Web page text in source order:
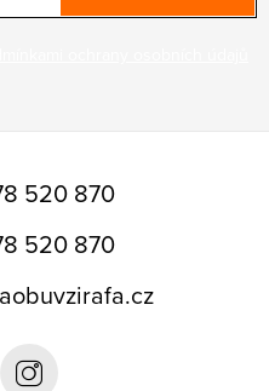
520 870
520 870